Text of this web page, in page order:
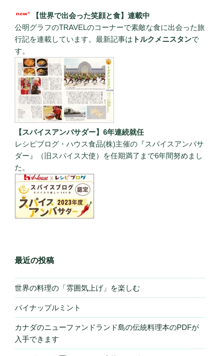
【世界で出会った笑顔と食】連載中
公明グラフのTRAVELのコーナーで素敵な食に出会った旅
行記を連載しています。最新記事は トルクメニスタンで
す。
【スパイスアンバサダー】6年連続就任
レシピブログ・ハウス食品(株)主催の『スパイスアンバサ
ダー』（旧スパイス大使）を任期満了まで6年間努めまし
た。
最近の投稿
世界の料理の「雰囲気上げ」を楽しむ
パイナップルミント
カナダのニューファンドランド島の伝統料理本のPDFが
入手できます